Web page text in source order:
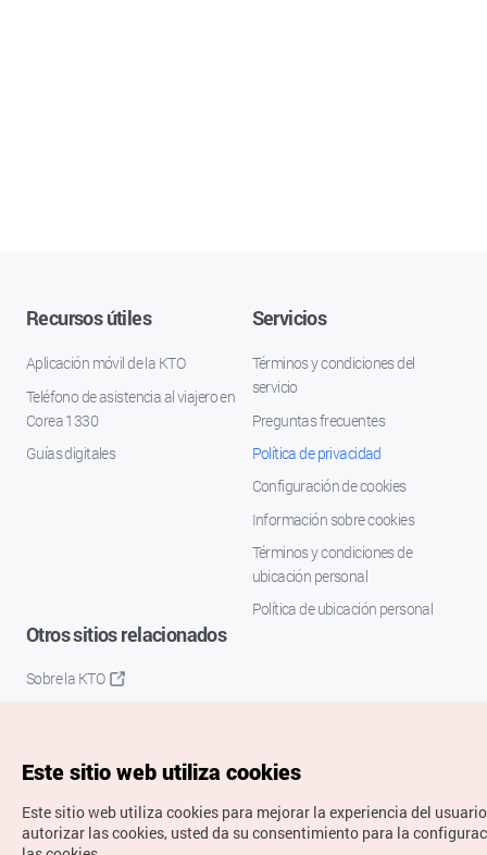
Recursos útiles
Aplicación móvil de la KTO
Teléfono de asistencia al viajero en
Corea 1330
Guías digitales
Servicios
Términos y condiciones del
servicio
Preguntas frecuentes
Política de privacidad
Configuración de cookies
Información sobre cookies
Términos y condiciones de
ubicación personal
Política de ubicación personal
Otros sitios relacionados
Sobre la KTO
Este sitio web utiliza cookies
Este sitio web utiliza cookies para mejorar la experiencia del
autorizar las cookies, usted da su consentimiento para la